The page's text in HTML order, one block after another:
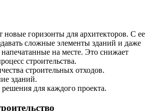
новые горизонты для архитекторов. С ее
сложные элементы зданий и даже
на месте. Это снижает
строительства.
строительных отходов.
зданий.
для каждого проекта.